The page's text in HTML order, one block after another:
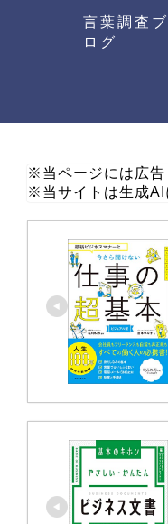
言葉調査ブ
ログ
※当ページには広告
※当サイトは生成AI